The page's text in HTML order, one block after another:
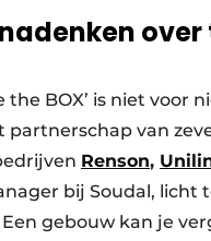
over
the BOX’ is niet voor
partnerschap van
Renson,
bij Soudal, licht
gebouw kan je